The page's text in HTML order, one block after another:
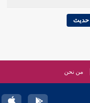
حديث
من نحن